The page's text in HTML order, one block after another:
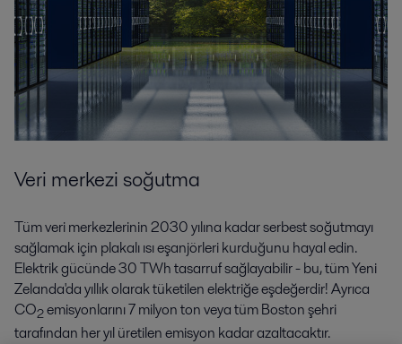
Veri merkezi soğutma
Tüm veri merkezlerinin 2030 yılına kadar serbest soğutmayı
sağlamak için plakalı ısı eşanjörleri kurduğunu hayal edin.
Elektrik gücünde 30 TWh tasarruf sağlayabilir - bu, tüm Yeni
Zelanda'da yıllık olarak tüketilen elektriğe eşdeğerdir! Ayrıca
CO2emisyonlarını 7 milyon ton veya tüm Boston şehri
tarafından her yıl üretilen emisyon kadar azaltacaktır.